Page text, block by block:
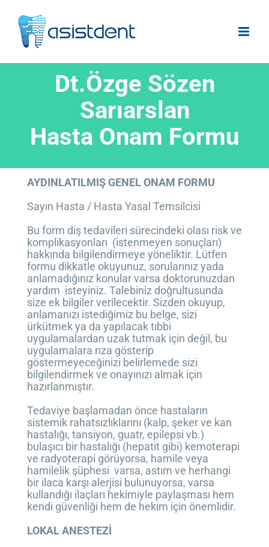
content
Dt.Özge Sözen
Sarıarslan
Hasta Onam Formu
AYDINLATILMIŞ GENEL ONAM FORMU
Sayın Hasta / Hasta Yasal Temsilcisi
Bu form diş tedavileri sürecindeki olası risk ve
komplikasyonları (istenmeyen sonuçları)
hakkında bilgilendirmeye yöneliktir. Lütfen
formu dikkatle okuyunuz, sorularınız yada
anlamadığınız konular varsa doktorunuzdan
yardım isteyiniz. Talebiniz doğrultusunda
size ek bilgiler verilecektir. Sizden okuyup,
anlamanızı istediğimiz bu belge, sizi
ürkütmek ya da yapılacak tıbbi
uygulamalardan uzak tutmak için değil, bu
uygulamalara rıza gösterip
göstermeyeceğinizi belirlemede sizi
bilgilendirmek ve onayınızı almak için
hazırlanmıştır.
Tedaviye başlamadan önce hastaların
sistemik rahatsızlıklarını (kalp, şeker ve kan
hastalığı, tansiyon, guatr, epilepsi vb.)
bulaşıcı bir hastalığı (hepatit gibi) kemoterapi
ve radyoterapi görüyorsa, hamile veya
hamilelik şüphesi varsa, astım ve herhangi
bir ilaca karşı alerjisi bulunuyorsa, varsa
kullandığı ilaçları hekimiyle paylaşması hem
kendi güvenliği hem de hekim için önemlidir.
LOKAL ANESTEZİ